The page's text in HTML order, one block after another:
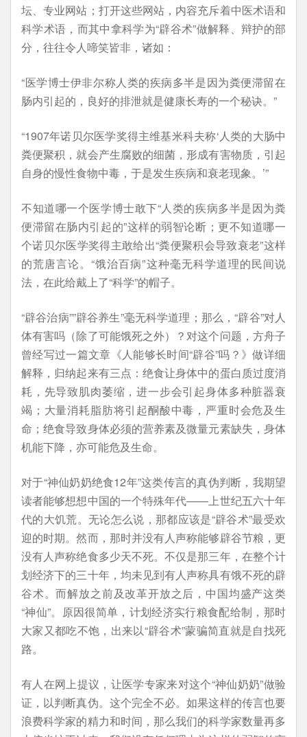
坛、专业网站；打开这些网站，内容充斥着中医术语和
科学术语，而其中拿科学为“辟谷术”做解释、辩护的部
分，往往令人啼笑皆非，诸如：
“医学博士伊非尔称人类的疾病多半是因为粪便滞留在
肠内引起的，良好的排泄就是健康长寿的一个秘诀。”
“1907年诺贝尔医学奖得主维基米科夫称‘人类的大肠中
粪便聚积，就会产生腐败的细菌，形成有害物质，引起
自身的慢性食物中毒，于是发生疾病和衰老现象。’”
不知道哪一个医学博士敢下“人类的疾病多半是因为粪
便滞留在肠内引起的”这样的弱智论断；更不知道哪一
个诺贝尔医学奖得主敢给出“粪便聚积会导致衰老”这样
的荒唐言论。“饿治百病”这种毫无科学道理的民间说
法，在此给戴上了“科学”的帽子。
“辟谷治病””辟谷养生”毫无科学道理；那么，“辟谷”对人
体有害吗（除了可能饿死之外）？对这个问题，方舟子
曾经写过一篇文章《人能够长时间“辟谷”吗？》做详细
解释，归纳起来有三点：绝食让身体中的蛋白质过度消
耗，先导致肌肉萎缩，进一步会引起身体多种脏器衰
竭；大量消耗脂肪将引起酮酸中毒，严重时会危及生
命；绝食导致身体必须的营养素及微量元素缺失，身体
机能下降，亦可能危及生命。
对于“神仙奶奶绝食12年”这类传言的真伪判断，我期望
读者能够想想中国的一个特殊年代——上世纪五六十年
代的大饥荒。无论怎么说，那都应该是“辟谷术”最受欢
迎的时期。然而，那时并没有人声称能够辟谷节粮，更
没有人声称绝食多少天不死。不仅是那三年，在整个计
划经济下的三十年，均未见到有人声称具有饿不死的辟
谷术。而解放之前及改革开放之后，中国均盛产这类
“神仙”。原因很简单，计划经济实行粮食配给制，那时
大家又都吃不饱，出来以“辟谷术”蒙骗简直就是自找死
路。
有人在网上提议，让医学专家来对这个“神仙奶奶”做验
证，以判断真伪。这个完全不必。如果这样的传言也要
浪费科学家的精力和时间，那么我们的科学家数量再多